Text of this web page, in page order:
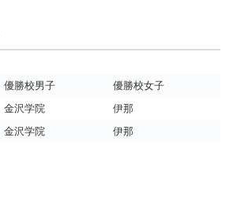
優勝校男子
優勝校女子
金沢学院
伊那
金沢学院 伊那